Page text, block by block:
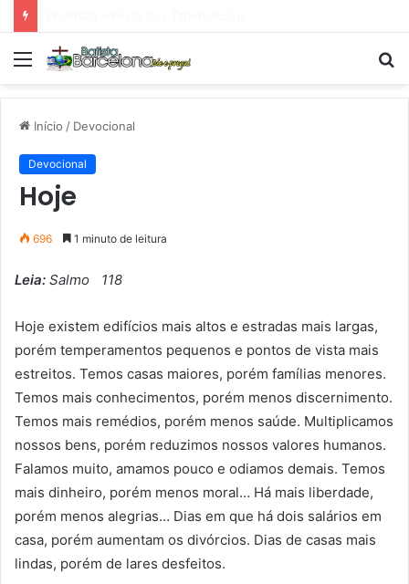
Menu
Início / Devocional
Devocional
Hoje
696 1 minuto de leitura
Leia: Salmo 118
Hoje existem edifícios mais altos e estradas mais largas,
porém temperamentos pequenos e pontos de vista mais
estreitos. Temos casas maiores, porém famílias menores.
Temos mais conhecimentos, porém menos discernimento.
Temos mais remédios, porém menos saúde. Multiplicamos
nossos bens, porém reduzimos nossos valores humanos.
Falamos muito, amamos pouco e odiamos demais. Temos
mais dinheiro, porém menos moral… Há mais liberdade,
porém menos alegrias… Dias em que há dois salários em
casa, porém aumentam os divórcios. Dias de casas mais
lindas, porém de lares desfeitos.